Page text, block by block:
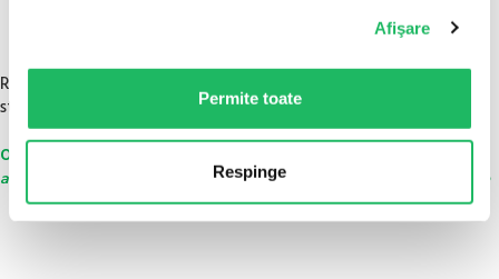
Afişare
Permite toate
Respinge
Robineti cu 3 cai pentru lipide,
sterili
0,89
ambalare : 50 buc/cutie
galbena, tip heparina, cu
membrana injectabila
0,32
ambalare : 250 buc/cutie